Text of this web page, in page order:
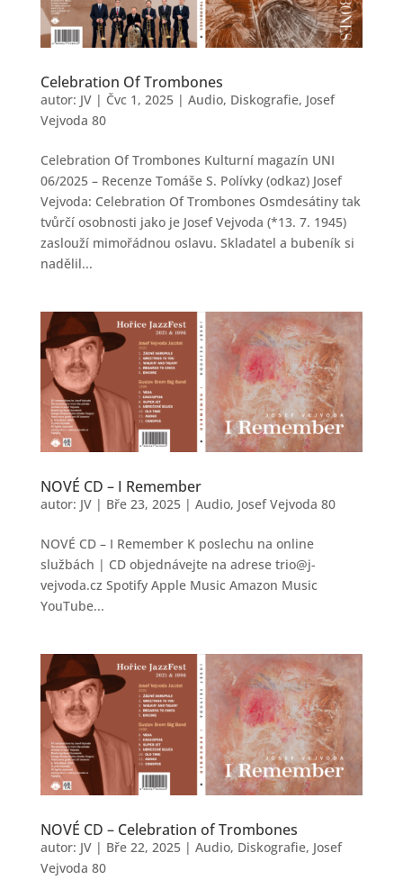
Celebration Of Trombones
autor: JV| Čvc 1, 2025| Audio, Diskografie, Josef
Vejvoda 80
Celebration Of Trombones Kulturní magazín UNI
06/2025 – Recenze Tomáše S. Polívky (odkaz) Josef
Vejvoda: Celebration Of Trombones Osmdesátiny tak
tvůrčí osobnosti jako je Josef Vejvoda (*13. 7. 1945)
zaslouží mimořádnou oslavu. Skladatel a bubeník si
nadělil...
NOVÉ CD – I Remember
autor: JV| Bře 23, 2025| Audio, Josef Vejvoda 80
NOVÉ CD – I Remember K poslechu na online
službách | CD objednávejte na adrese trio@j-
vejvoda.cz Spotify Apple Music Amazon Music
YouTube...
NOVÉ CD – Celebration of Trombones
autor: JV| Bře 22, 2025| Audio, Diskografie, Josef
Vejvoda 80